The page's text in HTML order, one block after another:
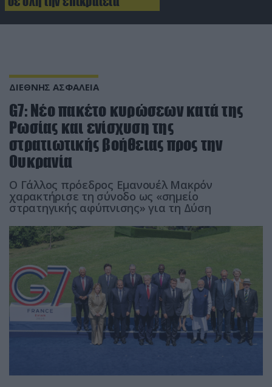
ΔΙΕΘΝΗΣ ΑΣΦΑΛΕΙΑ
G7: Νέο πακέτο κυρώσεων κατά της
Ρωσίας και ενίσχυση της
στρατιωτικής βοήθειας προς την
Ουκρανία
Ο Γάλλος πρόεδρος Εμανουέλ Μακρόν
χαρακτήρισε τη σύνοδο ως «σημείο
στρατηγικής αφύπνισης» για τη Δύση